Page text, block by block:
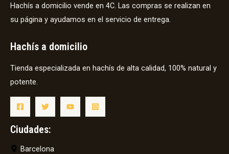
Hachís a domicilio vende en 4C. Las compras se realizan en
su página y ayudamos en el servicio de entrega.
Hachís a domicilio
Tienda especializada en hachís de alta calidad, 100% natural y
potente.
Ciudades:
Barcelona